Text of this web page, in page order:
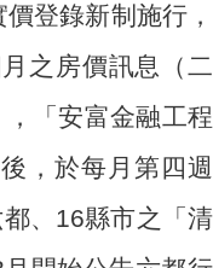
登錄新制施行，
之房價訊息（二
「安富金融工程
，於每月第四週
、16縣市之「清